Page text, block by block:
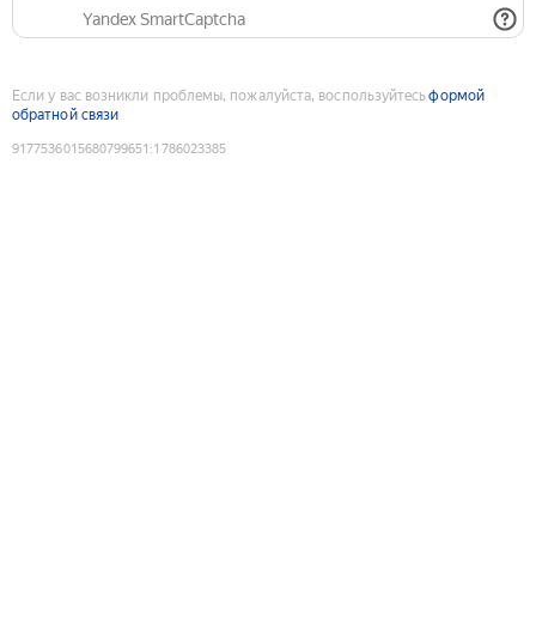
Yandex SmartCaptcha
Если у вас возникли проблемы, пожалуйста, воспользуйтесьформой
обратной связи
9177536015680799651 :1786023385